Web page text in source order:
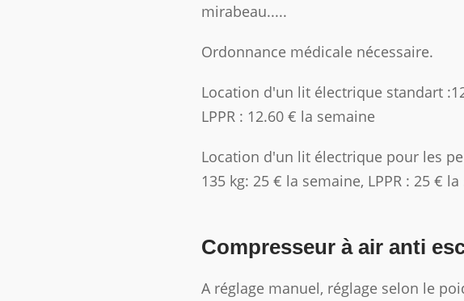
mirabeau.....
Ordonnance médicale nécessaire.
Location d'un lit électrique standart
LPPR : 12.60 € la semaine
Location d'un lit électrique pour les
135 kg: 25 € la semaine, LPPR : 25 €
Compresseur à air anti
A réglage manuel, réglage selon le